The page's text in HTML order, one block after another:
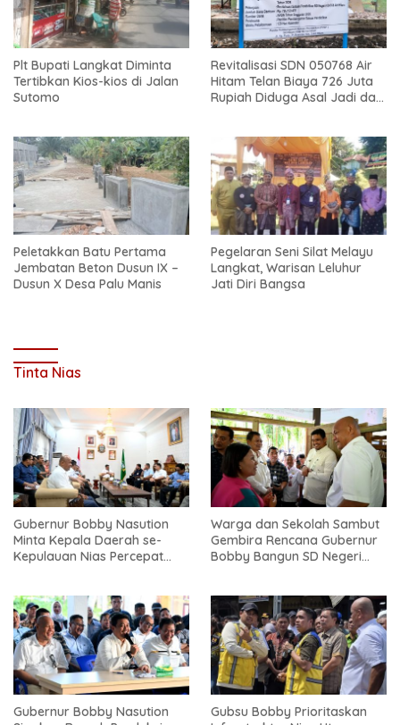
Plt Bupati Langkat Diminta
Tertibkan Kios-kios di Jalan
Sutomo
Revitalisasi SDN 050768 Air
Hitam Telan Biaya 726 Juta
Rupiah Diduga Asal Jadi dan
Peletakkan Batu Pertama
Jembatan Beton Dusun IX –
Dusun X Desa Palu Manis
Pegelaran Seni Silat Melayu
Langkat, Warisan Leluhur
Jati Diri Bangsa
Tinta Nias
Gubernur Bobby Nasution
Minta Kepala Daerah se-
Kepulauan Nias Percepat
Warga dan Sekolah Sambut
Gembira Rencana Gubernur
Bobby Bangun SD Negeri
Gubernur Bobby Nasution
Gubsu Bobby Prioritaskan